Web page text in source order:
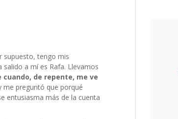
supuesto, tengo mis
a mí es Rafa. Llevamos
cuando, de repente, me ve
me preguntó que porqué
entusiasma más de la cuenta